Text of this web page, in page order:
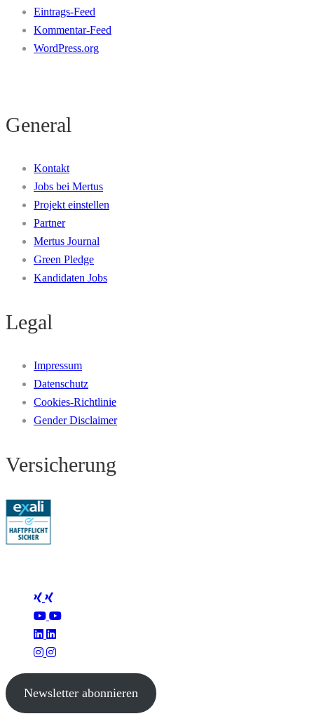
Eintrags-Feed
Kommentar-Feed
WordPress.org
General
Kontakt
Jobs bei Mertus
Projekt einstellen
Partner
Mertus Journal
Green Pledge
Kandidaten Jobs
Legal
Impressum
Datenschutz
Cookies-Richtlinie
Gender Disclaimer
Versicherung
Newsletter abonnieren